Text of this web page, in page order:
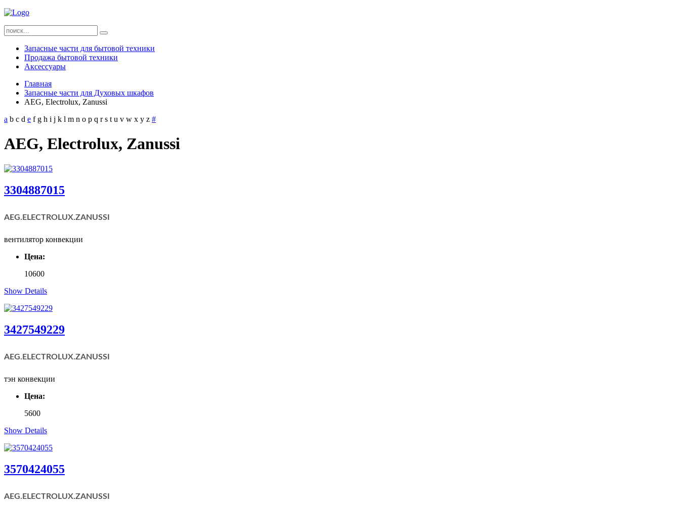
Запасные части для бытовой техники
Продажа бытовой техники
Аксессуары
Главная
Запасные части для Духовых шкафов
AEG, Electrolux, Zanussi
a b c d e f g h i j k l m n o p q r s t u v w x y z #
AEG, Electrolux, Zanussi
3304887015
AEG.ELECTROLUX.ZANUSSI
вентилятор конвекции
Цена:
10600
Show Details
3427549229
AEG.ELECTROLUX.ZANUSSI
тэн конвекции
Цена:
5600
Show Details
3570424055
AEG.ELECTROLUX.ZANUSSI